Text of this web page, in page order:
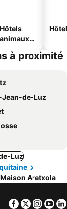
Hôtels
animaux
à proximité
Jean-de-Luz
Luz
Maison Aretxola
Facebook
Twitter